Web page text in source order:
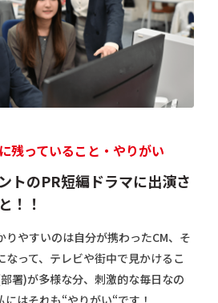
残っていること・やりがい
トのPR短編ドラマに出演さ
！！
りやすいのは自分が携わったCM、そ
なって、テレビや街中で見かけるこ
署)が多様な分、刺激的な毎日なの
はそれも“やりがい“です！